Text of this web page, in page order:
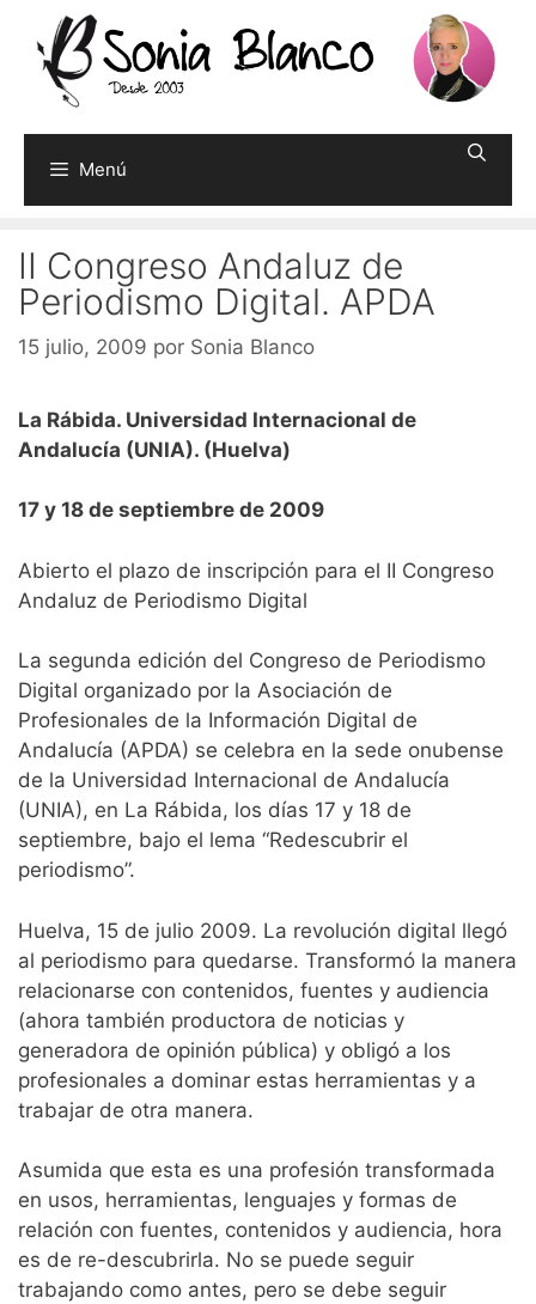
contenido
Menú
II Congreso Andaluz de
Periodismo Digital. APDA
15 julio, 2009 por Sonia Blanco
La Rábida. Universidad Internacional de
Andalucía (UNIA). (Huelva)
17 y 18 de septiembre de 2009
Abierto el plazo de inscripción para el II Congreso
Andaluz de Periodismo Digital
La segunda edición del Congreso de Periodismo
Digital organizado por la Asociación de
Profesionales de la Información Digital de
Andalucía (APDA) se celebra en la sede onubense
de la Universidad Internacional de Andalucía
(UNIA), en La Rábida, los días 17 y 18 de
septiembre, bajo el lema “Redescubrir el
periodismo”.
Huelva, 15 de julio 2009. La revolución digital llegó
al periodismo para quedarse. Transformó la manera
relacionarse con contenidos, fuentes y audiencia
(ahora también productora de noticias y
generadora de opinión pública) y obligó a los
profesionales a dominar estas herramientas y a
trabajar de otra manera.
Asumida que esta es una profesión transformada
en usos, herramientas, lenguajes y formas de
relación con fuentes, contenidos y audiencia, hora
es de re-descubrirla. No se puede seguir
trabajando como antes, pero se debe seguir